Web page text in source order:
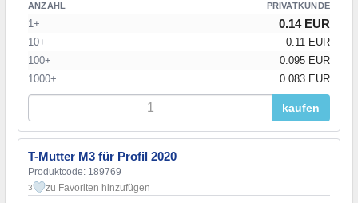
ANZAHL PRIVATKUNDE
1+ 0.14 EUR
10+
0.11 EUR
100+
0.095 EUR
1000+
0.083 EUR
kaufen
T-Mutter M3 für Profil 2020
Produktcode: 189769
3 zu Favoriten hinzufügen